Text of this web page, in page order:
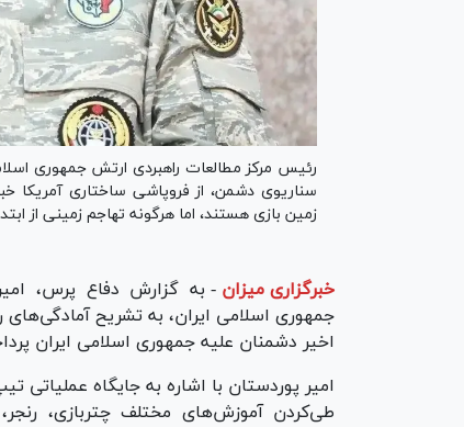
سناریوی دشمن، از فروپاشی ساختاری آمریکا
زمین بازی هستند، اما هرگونه تهاجم زمینی از
خبرگزاری میزان - به گزارش دفاع پرس،
جمهوری اسلامی ایران، به تشریح
اخیر دشمنان علیه جمهوری اسلامی ایران
طی‌کردن آموزش‌های مختلف چتربازی،